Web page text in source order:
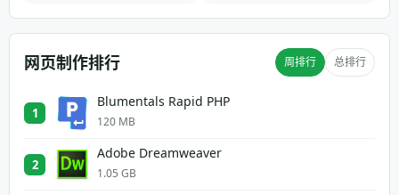
网页制作排行 周排行 总排行
1
Blumentals Rapid PHP
120 MB
2
Adobe Dreamweaver
1.05 GB